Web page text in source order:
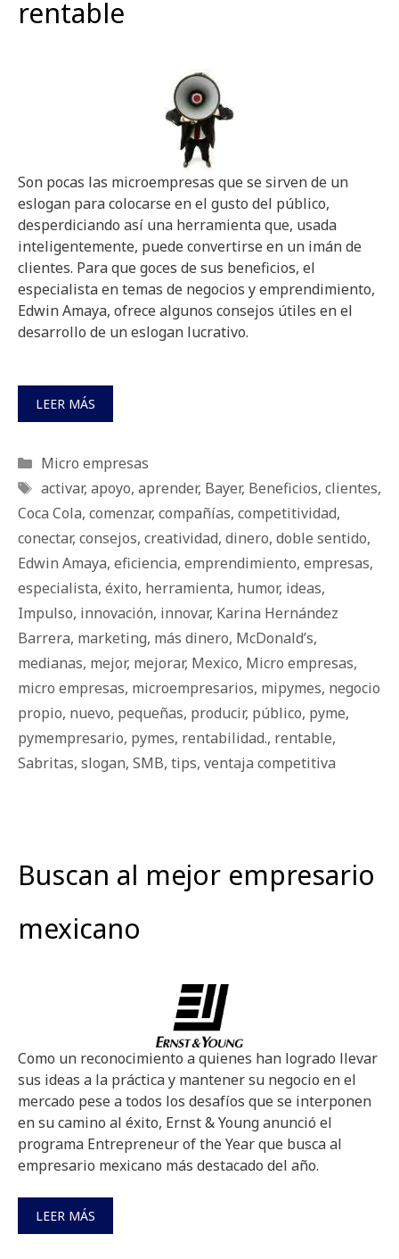
rentable
Son pocas las microempresas que se sirven de un
eslogan para colocarse en el gusto del público,
desperdiciando así una herramienta que, usada
inteligentemente, puede convertirse en un imán de
clientes. Para que goces de sus beneficios, el
especialista en temas de negocios y emprendimiento,
Edwin Amaya, ofrece algunos consejos útiles en el
desarrollo de un eslogan lucrativo.
LEER MÁS
Categorías
Micro empresas
Etiquetas
activar, apoyo, aprender, Bayer, Beneficios, clientes,
Coca Cola, comenzar, compañías, competitividad,
conectar, consejos, creatividad, dinero, doble sentido,
Edwin Amaya, eficiencia, emprendimiento, empresas,
especialista, éxito, herramienta, humor, ideas,
Impulso, innovación, innovar, Karina Hernández
Barrera, marketing, más dinero, McDonald’s,
medianas, mejor, mejorar, Mexico, Micro empresas,
micro empresas, microempresarios, mipymes, negocio
propio, nuevo, pequeñas, producir, público, pyme,
pymempresario, pymes, rentabilidad., rentable,
Sabritas, slogan, SMB, tips, ventaja competitiva
Buscan al mejor empresario
mexicano
Como un reconocimiento a quienes han logrado llevar
sus ideas a la práctica y mantener su negocio en el
mercado pese a todos los desafíos que se interponen
en su camino al éxito, Ernst & Young anunció el
programa Entrepreneur of the Year que busca al
empresario mexicano más destacado del año.
LEER MÁS